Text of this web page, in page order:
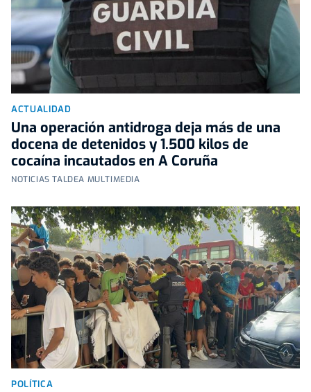
ACTUALIDAD
Una operación antidroga deja más de una
docena de detenidos y 1.500 kilos de
cocaína incautados en A Coruña
NOTICIAS TALDEA MULTIMEDIA
POLÍTICA